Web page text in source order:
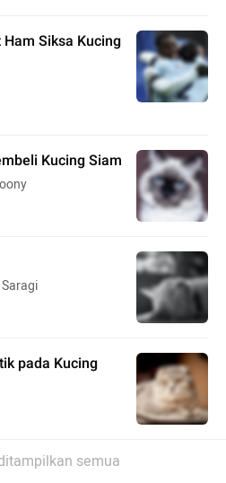
Siksa Kucing
Kucing Siam
pada Kucing
semua